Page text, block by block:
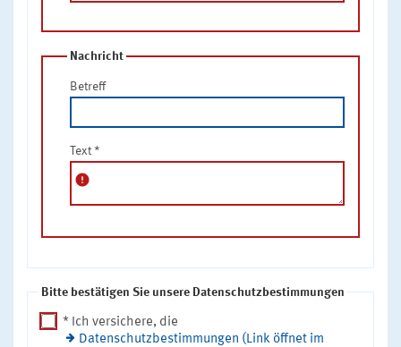
Nachricht
Betreff
Text *
error
Bitte bestätigen Sie unsere Datenschutzbestimmungen
* Ich versichere, die
Datenschutzbestimmungen (Link öffnet im